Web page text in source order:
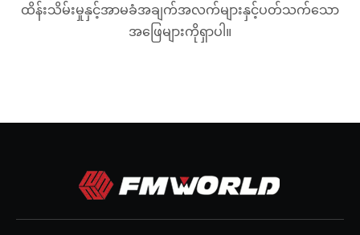
ထိန်းသိမ်းမှုနှင့်အာမခံအချက်အလက်များနှင့်ပတ်သက်သော
အဖြေများကိုရှာပါ။